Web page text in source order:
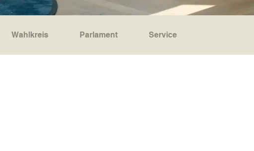
Wahlkreis Parlament Service